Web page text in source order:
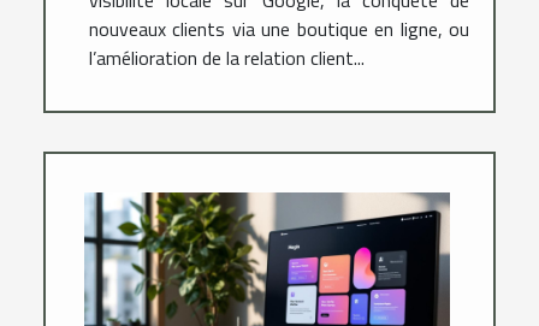
nouveaux clients via une boutique en ligne, ou
l’amélioration de la relation client...